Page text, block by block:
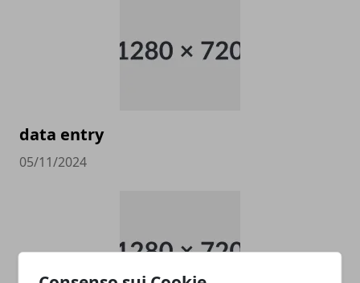
data entry
05/11/2024